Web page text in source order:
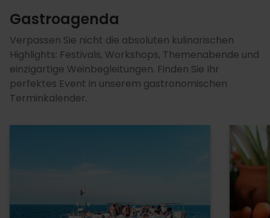
Gastroagenda
Verpassen Sie nicht die absoluten kulinarischen
Highlights: Festivals, Workshops, Themenabende und
einzigartige Weinbegleitungen. Finden Sie Ihr
perfektes Event in unserem gastronomischen
Terminkalender.